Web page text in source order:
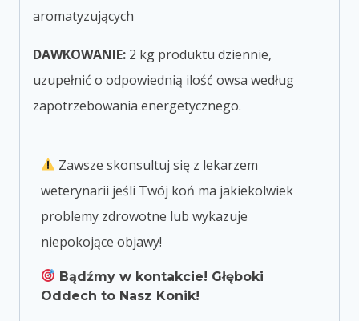
aromatyzujących
DAWKOWANIE: 2 kg produktu dziennie,
uzupełnić o odpowiednią ilość owsa według
zapotrzebowania energetycznego.
Zawsze skonsultuj się z lekarzem
weterynarii jeśli Twój koń ma jakiekolwiek
problemy zdrowotne lub wykazuje
niepokojące objawy!
Bądźmy w kontakcie! Głęboki
Oddech to Nasz Konik!